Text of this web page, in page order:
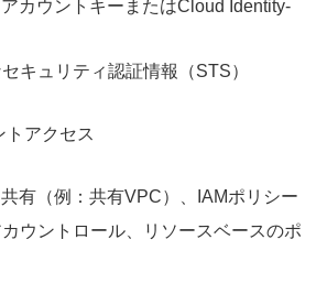
カウントキーまたはCloud Identity-
キュリティ認証情報（STS）
トアクセス
有（例：共有VPC）、IAMポリシー
ウントロール、リソースベースのポ